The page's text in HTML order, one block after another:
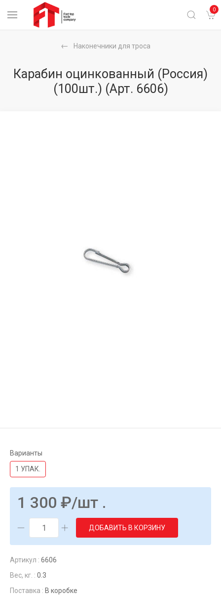
0
Наконечники для троса
Карабин оцинкованный (Россия)
(100шт.) (Арт. 6606)
Варианты
1 УПАК.
1 300 ₽/шт .
ДОБАВИТЬ В КОРЗИНУ
Артикул : 6606
Вес, кг. : 0.3
Поставка : В коробке